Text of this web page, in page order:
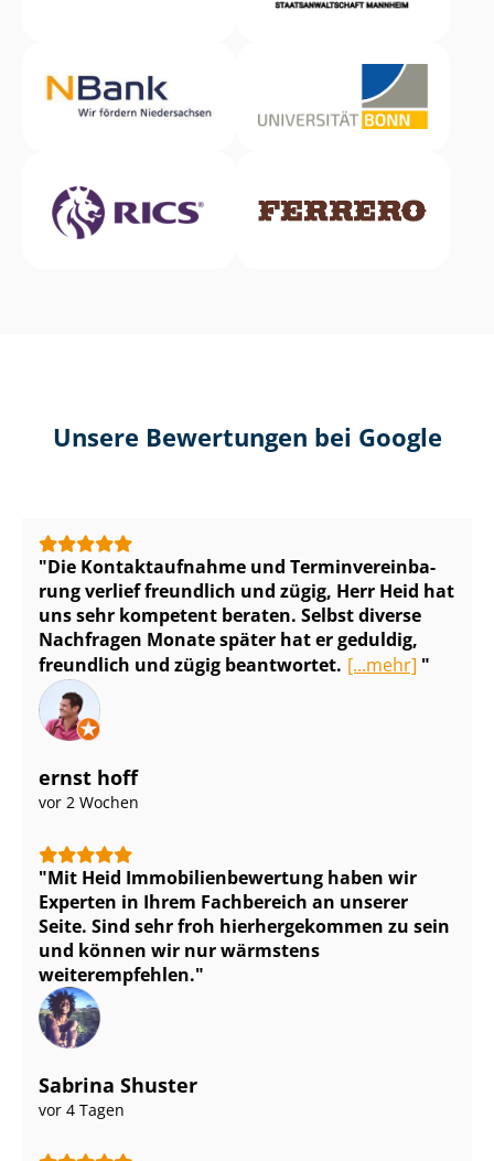
Unsere Bewertungen bei Google
Die Kontaktaufnahme und Ter­min­ver­ein­ba­
rung verlief freundlich und zügig, Herr Heid hat
uns sehr kompetent beraten. Selbst diverse
Nachfragen Monate später hat er geduldig,
freundlich und zügig beantwortet. [...mehr]
ernst hoff
vor 2 Wochen
Mit Heid Im­mo­bi­li­en­be­wer­tung haben wir
Experten in Ihrem Fachbereich an unserer
Seite. Sind sehr froh hierhergekommen zu sein
und können wir nur wärmstens
weiterempfehlen.
Sabrina Shuster
vor 4 Tagen